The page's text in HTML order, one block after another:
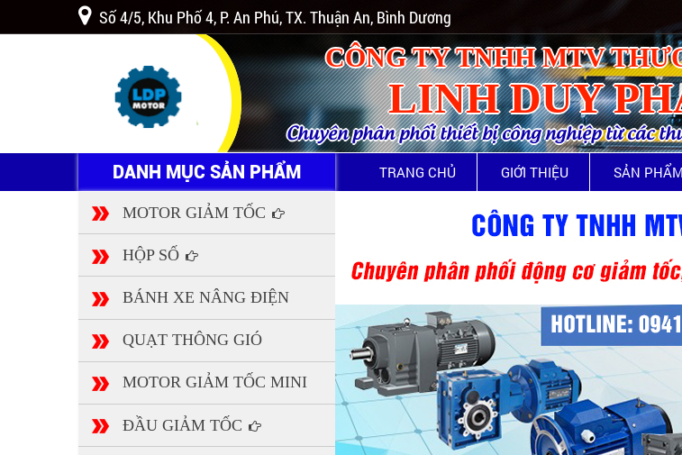
Số 4/5, Khu Phố 4, P. An Phú, TX. Thuận An, Bình Dương
CÔNG TY TNHH MTV
LINH DUY
Chuyên phân phối thiết bị công nghiệp từ các
DANH MỤC SẢN PHẨM TRANG CHỦ GIỚI THIỆU SẢN PHẨM
MOTOR GIẢM TỐC
HỘP SỐ
BÁNH XE NÂNG ĐIỆN
QUẠT THÔNG GIÓ
MOTOR GIẢM TỐC MINI
ĐẦU GIẢM TỐC